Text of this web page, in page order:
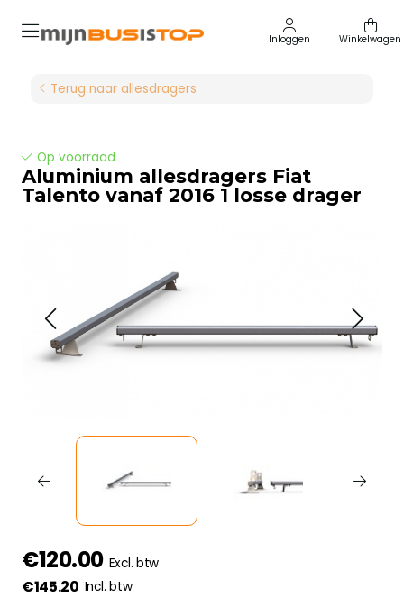
Inloggen Winkelwagen
Terug naar allesdragers
Op voorraad
Aluminium allesdragers Fiat
Talento vanaf 2016 1 losse drager
€120.00 Excl. btw
€145.20 Incl. btw